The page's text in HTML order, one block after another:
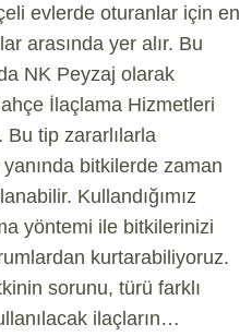
evlerde oturanlar için en
arasında yer alır. Bu
NK Peyzaj olarak
İlaçlama Hizmetleri
Bu tip zararlılarla
bitkilerde zaman
Kullandığımız
yöntemi ile bitkilerinizi
kurtarabiliyoruz.
sorunu, türü farklı
ilaçların…